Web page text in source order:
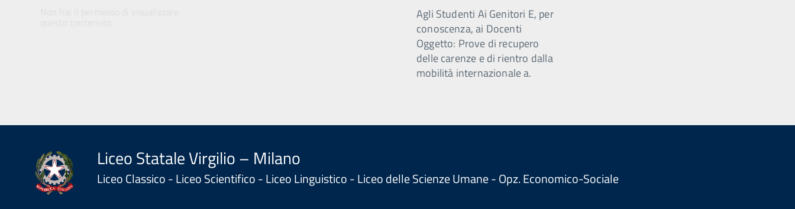
Agli Studenti Ai Genitori E, per
conoscenza, ai Docenti
Oggetto: Prove di recupero
delle carenze e di rientro dalla
mobilità internazionale a.
Liceo Statale Virgilio – Milano
Liceo Classico - Liceo Scientifico - Liceo Linguistico - Liceo delle Scienze Umane - Opz. Economico-Sociale